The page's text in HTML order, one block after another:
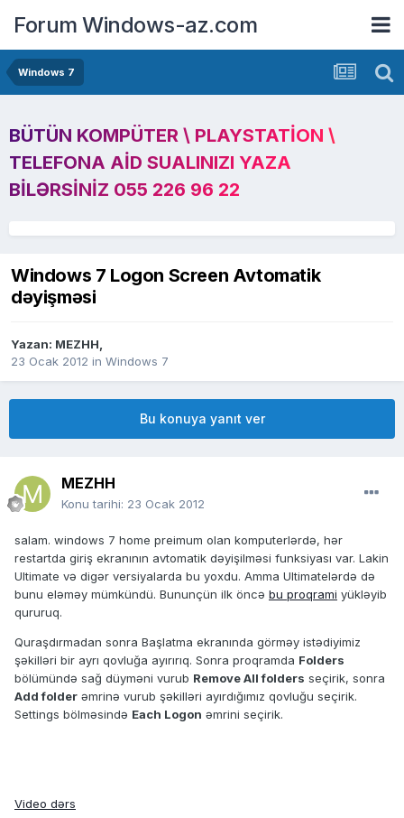
Forum Windows-az.com
Windows 7
BÜTÜN KOMPÜTER \ PLAYSTATION \
TELEFONA AID SUALINIZI YAZA
BILƏRSINIZ 055 226 96 22
Windows 7 Logon Screen Avtomatik
dəyişməsi
Yazan: MEZHH,
23 Ocak 2012 in Windows 7
Bu konuya yanıt ver
MEZHH
Konu tarihi: 23 Ocak 2012
salam. windows 7 home preimum olan komputerlərdə, hər
restartda giriş ekranının avtomatik dəyişilməsi funksiyası var. Lakin
Ultimate və digər versiyalarda bu yoxdu. Amma Ultimatelərdə də
bunu eləməy mümkündü. Bununçün ilk öncə bu proqrami yükləyib
qururuq.
Quraşdırmadan sonra Başlatma ekranında görməy istədiyimiz
şəkilləri bir ayrı qovluğa ayırırıq. Sonra proqramda Folders
bölümündə sağ düyməni vurub Remove All folders seçirik, sonra
Add folder əmrinə vurub şəkilləri ayırdığımız qovluğu seçirik.
Settings bölməsində Each Logon əmrini seçirik.
Video dərs